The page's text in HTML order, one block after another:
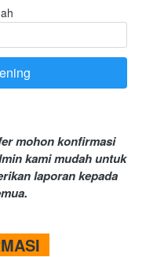
mohon konfirmasi
kami mudah untuk
laporan kepada